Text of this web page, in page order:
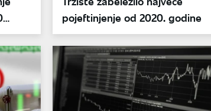
pojeftinjenje od 2020. godine